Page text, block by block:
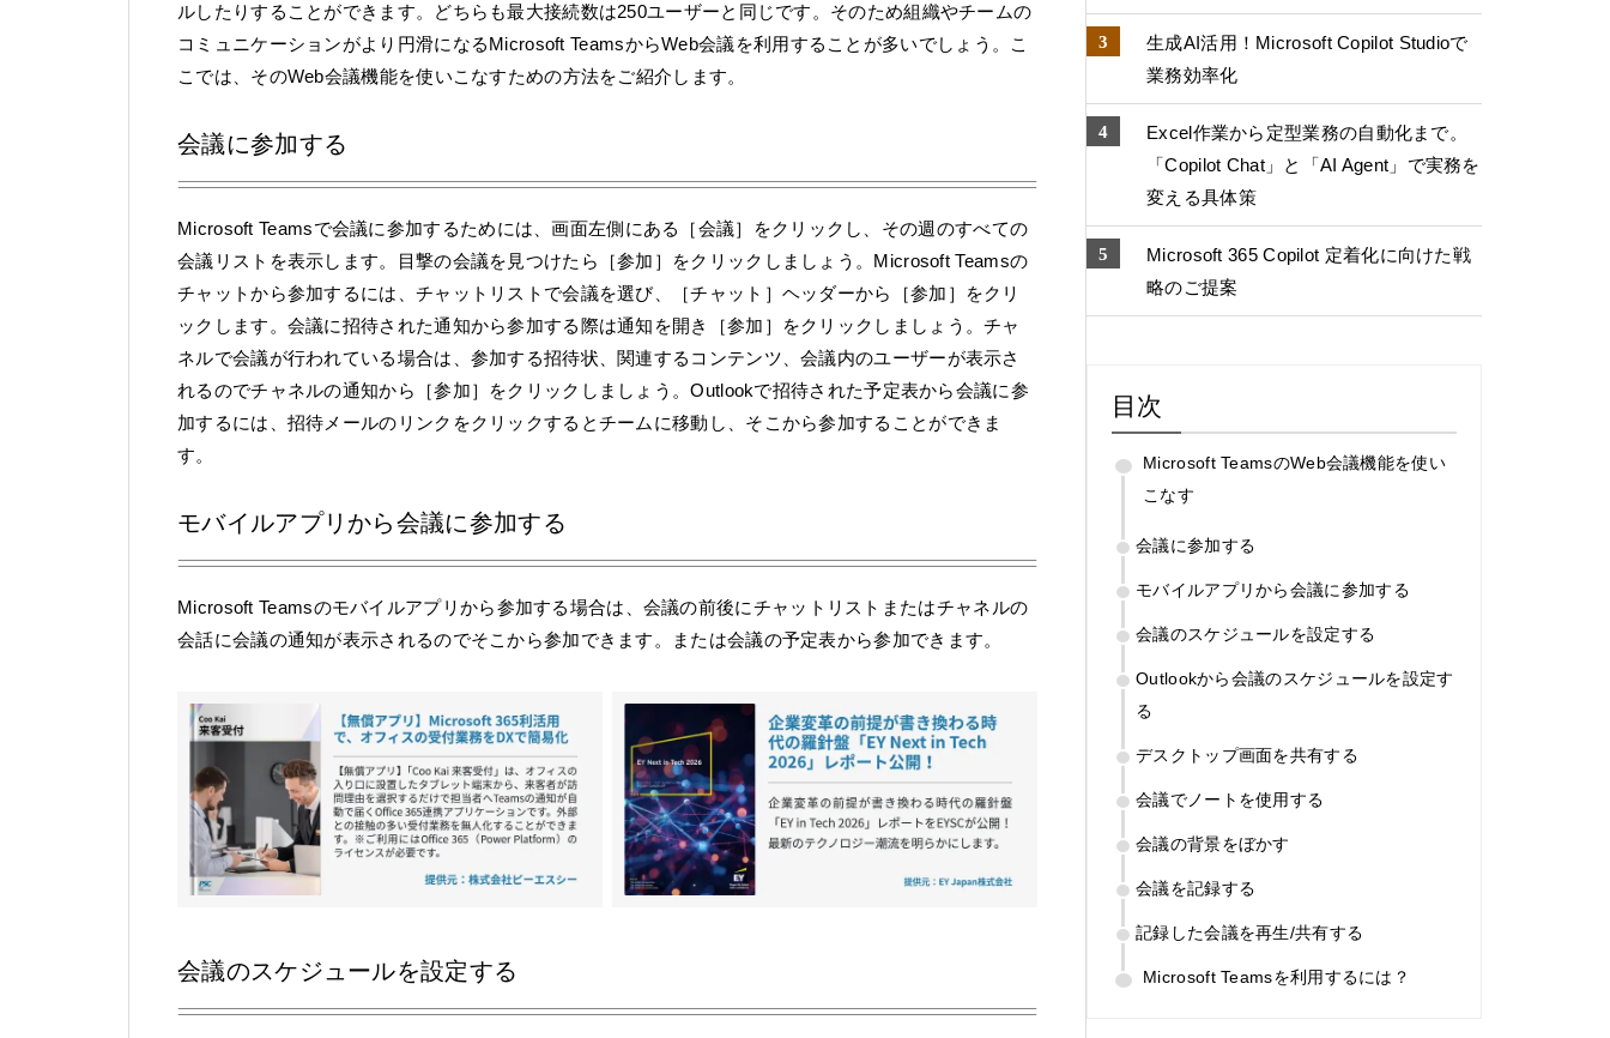
ルしたりすることができます。どちらも最大接続数は250ユーザーと同じです。そのため組織やチームの
コミュニケーションがより円滑になるMicrosoft TeamsからWeb会議を利用することが多いでしょう。こ
こでは、そのWeb会議機能を使いこなすための方法をご紹介します。
会議に参加する
Microsoft Teamsで会議に参加するためには、画面左側にある［会議］をクリックし、その週のすべての
会議リストを表示します。目撃の会議を見つけたら［参加］をクリックしましょう。Microsoft Teamsの
チャットから参加するには、チャットリストで会議を選び、［チャット］ヘッダーから［参加］をクリ
ックします。会議に招待された通知から参加する際は通知を開き［参加］をクリックしましょう。チャ
ネルで会議が行われている場合は、参加する招待状、関連するコンテンツ、会議内のユーザーが表示さ
れるのでチャネルの通知から［参加］をクリックしましょう。Outlookで招待された予定表から会議に参
加するには、招待メールのリンクをクリックするとチームに移動し、そこから参加することができま
す。
モバイルアプリから会議に参加する
Microsoft Teamsのモバイルアプリから参加する場合は、会議の前後にチャットリストまたはチャネルの
会話に会議の通知が表示されるのでそこから参加できます。または会議の予定表から参加できます。
会議のスケジュールを設定する
生成AI活用！Microsoft Copilot Studioで
業務効率化
Excel作業から定型業務の自動化まで。
「Copilot Chat」と「AI Agent」で実務を
変える具体策
Microsoft 365 Copilot 定着化に向けた戦
略のご提案
目次
Microsoft TeamsのWeb会議機能を使い
こなす
会議に参加する
モバイルアプリから会議に参加する
会議のスケジュールを設定する
Outlookから会議のスケジュールを設定す
る
デスクトップ画面を共有する
会議でノートを使用する
会議の背景をぼかす
会議を記録する
記録した会議を再生/共有する
Microsoft Teamsを利用するには？